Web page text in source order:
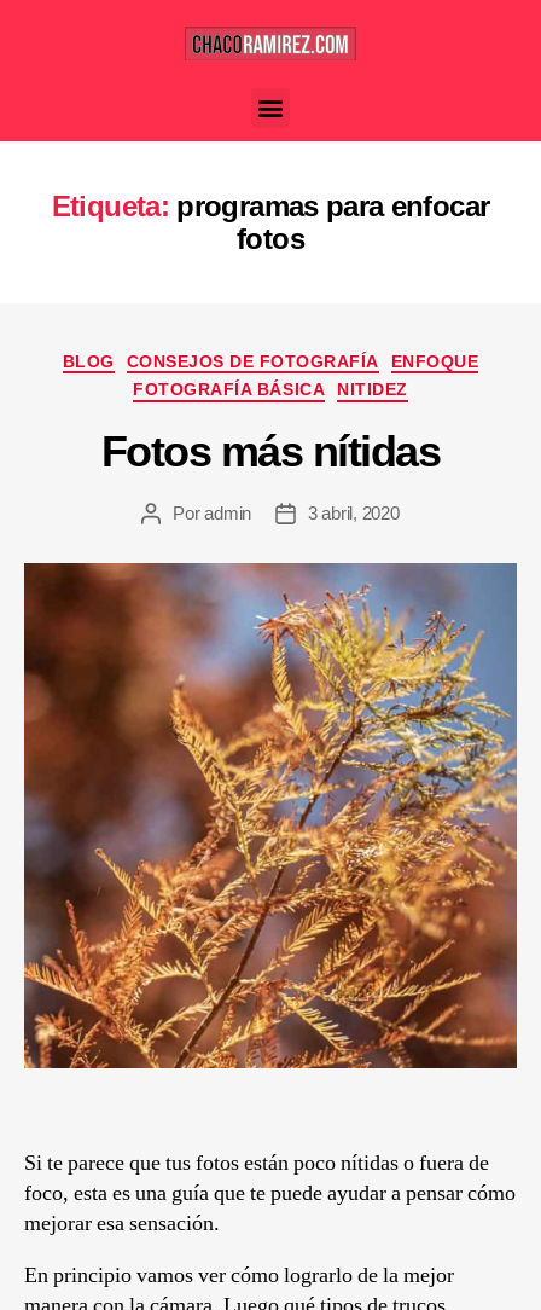
Etiqueta: programas para enfocar
fotos
BLOG CONSEJOS DE FOTOGRAFÍA
ENFOQUE
FOTOGRAFÍA BÁSICA
NITIDEZ
Fotos más nítidas
Poradmin 3 abril, 2020
Si te parece que tus fotos están poco nítidas o fuera de
foco, esta es una guía que te puede ayudar a pensar cómo
mejorar esa sensación.
En principio vamos ver cómo lograrlo de la mejor